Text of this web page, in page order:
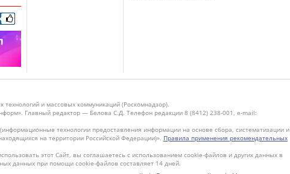
и массовых коммуникаций (Роскомнадзор).
Главный редактор — Белова С.Д. Телефон редакции 8 (8412) 238-001, e-mail:
технологии предоставления информации на основе сбора, систематизации и
на территории Российской Федерации)». Правила применения рекомендательных
этот Сайт, вы соглашаетесь с использованием cookie-файлов и других данных в
данных при помощи cookie-файлов составляет 14 дней.